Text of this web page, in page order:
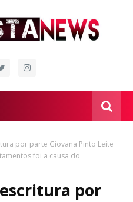
por parte Giovana Pinto Leite
foi a causa do
por